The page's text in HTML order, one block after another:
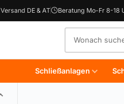
Versand DE & AT Beratung Mo-Fr 8-18
Schließanlagen